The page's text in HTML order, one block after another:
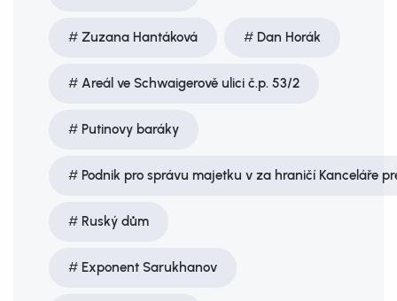
Zuzana Hantáková Dan Horák
Areál ve Schwaigerově ulici č.p. 53/2
Putinovy baráky
Podnik pro správu majetku v za­ hraničí Kanceláře
Ruský dům
Exponent Sarukhanov